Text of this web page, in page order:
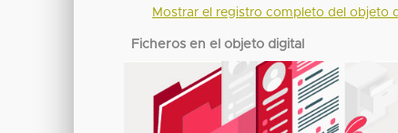
Mostrar el registro completo del objeto
Ficheros en el objeto digital